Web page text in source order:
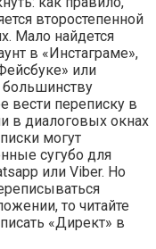
второстепенной
Мало найдется
в «Инстаграме»,
или
вести переписку в
в диалоговых окнах
могут
сугубо для
или Viber. Но
то читайте
«Директ» в